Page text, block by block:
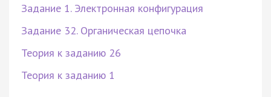
Задание 1. Электронная конфигурация
Задание 32. Органическая цепочка
Теория к заданию 26
Теория к заданию 1